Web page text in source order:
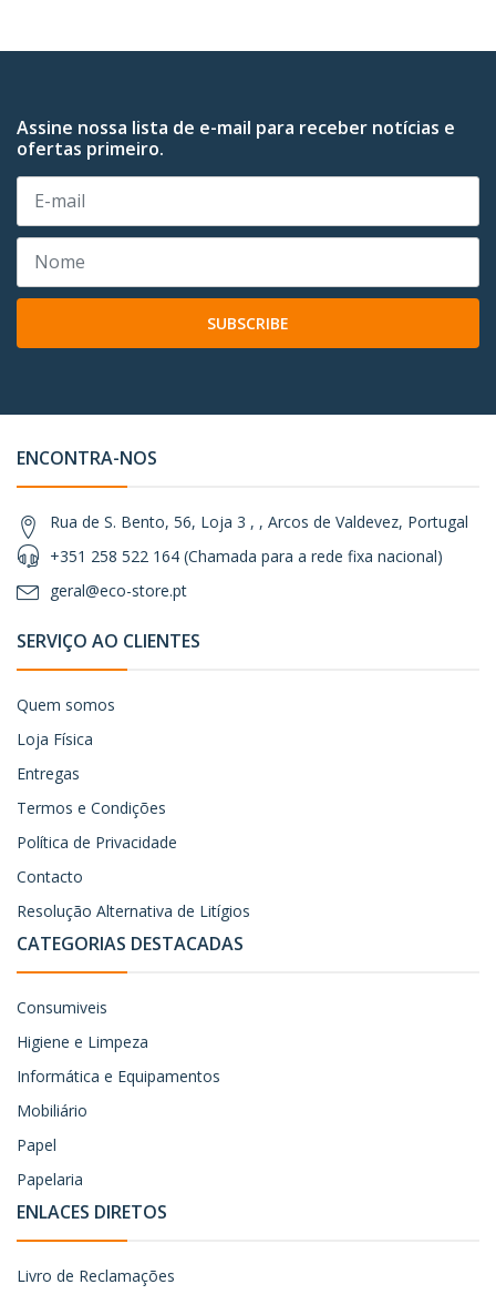
Assine nossa lista de e-mail para receber notícias e
ofertas primeiro.
SUBSCRIBE
ENCONTRA-NOS
Rua de S. Bento, 56, Loja 3 , , Arcos de Valdevez, Portugal
+351 258 522 164 (Chamada para a rede fixa nacional)
geral@eco-store.pt
SERVIÇO AO CLIENTES
Quem somos
Loja Física
Entregas
Termos e Condições
Política de Privacidade
Contacto
Resolução Alternativa de Litígios
CATEGORIAS DESTACADAS
Consumiveis
Higiene e Limpeza
Informática e Equipamentos
Mobiliário
Papel
Papelaria
ENLACES DIRETOS
Livro de Reclamações